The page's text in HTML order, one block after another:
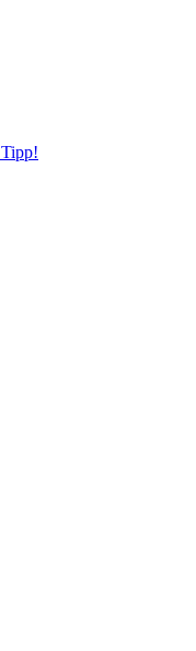
Tipp!